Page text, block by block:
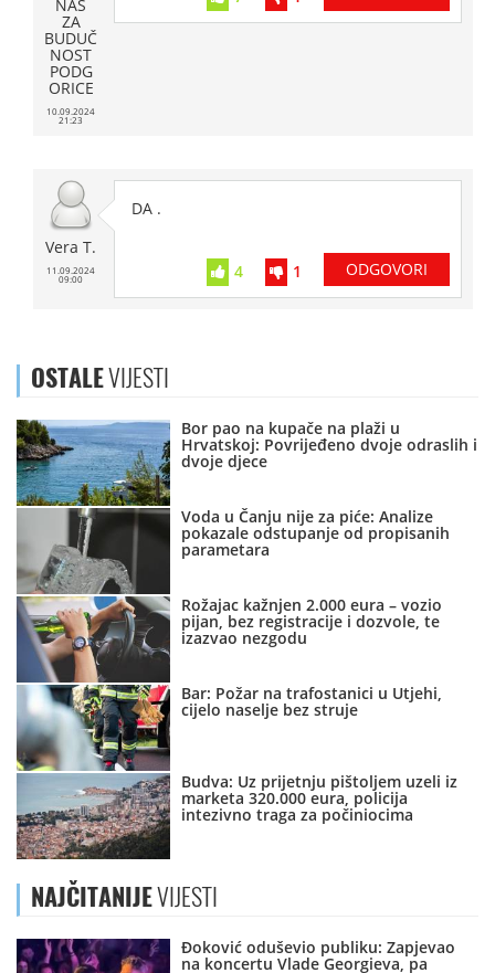
NAS
ZA
BUDUČ
NOST
PODG
ORICE
10.09.2024
21:23
Vera T.
11.09.2024
09:00
DA .
4 1 ODGOVORI
OSTALEVIJESTI
Bor pao na kupače na plaži u
Hrvatskoj: Povrijeđeno dvoje odraslih i
dvoje djece
Voda u Čanju nije za piće: Analize
pokazale odstupanje od propisanih
parametara
Rožajac kažnjen 2.000 eura – vozio
pijan, bez registracije i dozvole, te
izazvao nezgodu
Bar: Požar na trafostanici u Utjehi,
cijelo naselje bez struje
Budva: Uz prijetnju pištoljem uzeli iz
marketa 320.000 eura, policija
intezivno traga za počiniocima
NAJČITANIJEVIJESTI
Đoković oduševio publiku: Zapjevao
na koncertu Vlade Georgieva, pa